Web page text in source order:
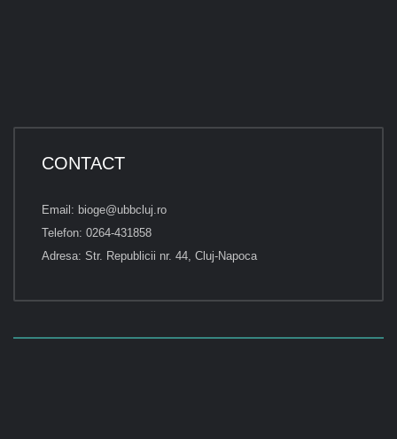
CONTACT
Email: bioge@ubbcluj.ro
Telefon: 0264-431858
Adresa: Str. Republicii nr. 44, Cluj-Napoca